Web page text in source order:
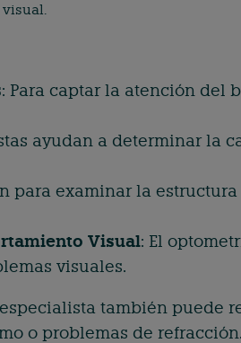
: Para captar la atención del
ayudan a determinar la
para examinar la
Visual: El
visuales.
también puede
o problemas de